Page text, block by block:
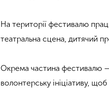
На території фестивалю
театральна сцена, дитячий
Окрема частина фестивалю —
волонтерську ініціативу,